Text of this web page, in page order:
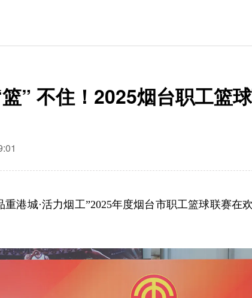
” 不住！2025烟台职工篮
重港城·活力烟工”2025年度烟台市职工篮球联赛